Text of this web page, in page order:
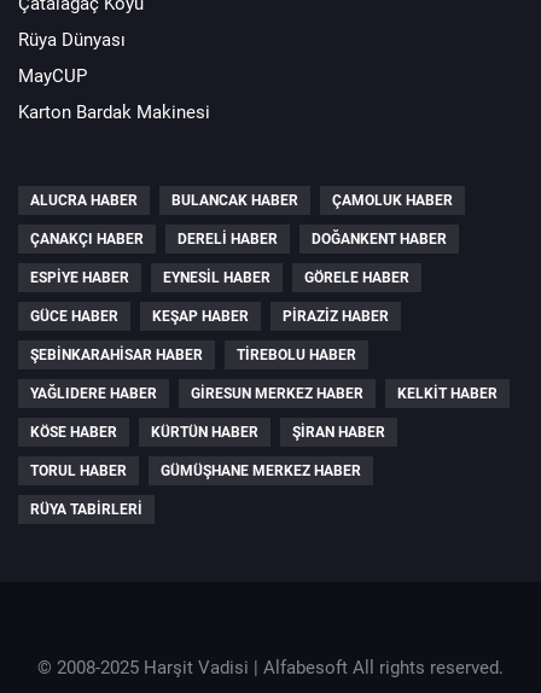
Rüya Dünyası
MayCUP
Karton Bardak Makinesi
ALUCRA HABER BULANCAK HABER ÇAMOLUK HABER
ÇANAKÇI HABER DERELI HABER DOĞANKENT HABER
ESPIYE HABER EYNESIL HABER GÖRELE HABER
GÜCE HABER KEŞAP HABER PIRAZIZ HABER
ŞEBINKARAHISAR HABER TIREBOLU HABER
YAĞLIDERE HABER GIRESUN MERKEZ HABER KELKIT HABER
KÖSE HABER KÜRTÜN HABER ŞIRAN HABER
TORUL HABER GÜMÜŞHANE MERKEZ HABER
RÜYA TABIRLERI
© 2008-2025 Harşit Vadisi | Alfabesoft All rights reserved.